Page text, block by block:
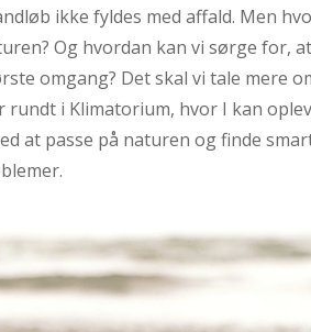
ikke fyldes med affald. Men
Og hvordan kan vi sørge for,
omgang? Det skal vi tale mere
rundt i Klimatorium, hvor I kan
at passe på naturen og finde